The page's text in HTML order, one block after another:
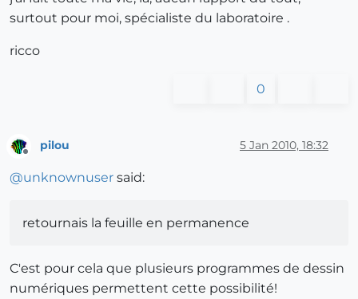
surtout pour moi, spécialiste du laboratoire .
ricco
0
pilou 5 Jan 2010, 18:32
@unknownuser said:
retournais la feuille en permanence
C'est pour cela que plusieurs programmes de dessin
numériques permettent cette possibilité!